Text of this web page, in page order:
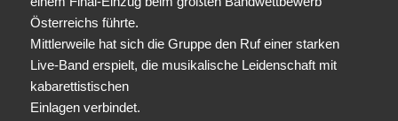
Österreichs führte.
Mittlerweile hat sich die Gruppe den Ruf einer starken
Live-Band erspielt, die musikalische Leidenschaft mit
kabarettistischen
Einlagen verbindet.